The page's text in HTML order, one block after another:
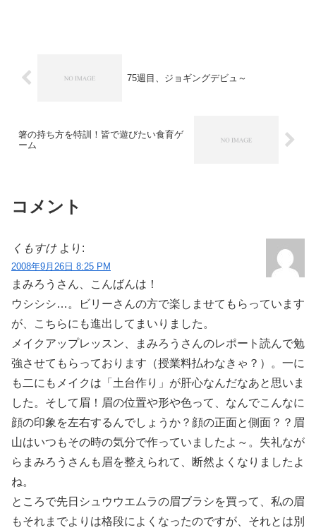
75週目、ジョギングデビュ～
箸の持ち方を特訓！皆で遊びたい食育ゲ
ーム
コメント
くもすけ より:
2008年9月26日 8:25 PM
まみろうさん、こんばんは！
ウシシシ…。ビリーさんの方で楽しませてもらっています
が、こちらにも進出してまいりました。
メイクアップレッスン、まみろうさんのレポート読んで勉
強させてもらっております（授業料払わなきゃ？）。一に
も二にもメイクは「土台作り」が肝心なんだなあと思いま
した。そして眉！眉の位置や形や色って、なんでこんなに
顔の印象を左右するんでしょうか？顔の正面と側面？？眉
山はいつもその時の気分で作っていましたよ～。失礼なが
らまみろうさんも眉を整えられて、断然よくなりましたよ
ね。
ところで先日シュウウエムラの眉ブラシを買って、私の眉
もそれまでよりは格段によくなったのですが、それとは別